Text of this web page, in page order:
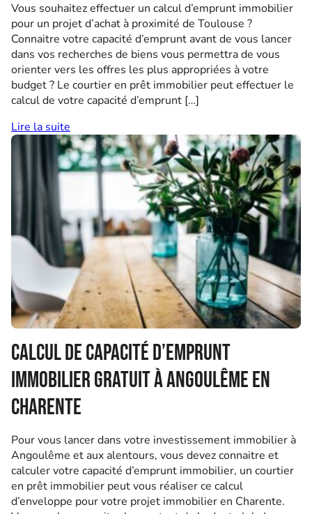
Vous souhaitez effectuer un calcul d’emprunt immobilier
pour un projet d’achat à proximité de Toulouse ?
Connaitre votre capacité d’emprunt avant de vous lancer
dans vos recherches de biens vous permettra de vous
orienter vers les offres les plus appropriées à votre
budget ? Le courtier en prêt immobilier peut effectuer le
calcul de votre capacité d’emprunt […]
Lire la suite
Calcul de capacité d’emprunt
immobilier gratuit à Angoulême en
Charente
Pour vous lancer dans votre investissement immobilier à
Angoulême et aux alentours, vous devez connaitre et
calculer votre capacité d’emprunt immobilier, un courtier
en prêt immobilier peut vous réaliser ce calcul
d’enveloppe pour votre projet immobilier en Charente.